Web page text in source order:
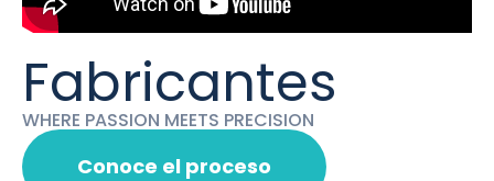
Fabricantes
WHERE PASSION MEETS PRECISION
Conoce el proceso